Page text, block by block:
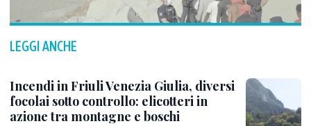
LEGGI ANCHE
Incendi in Friuli Venezia Giulia, diversi
focolai sotto controllo: elicotteri in
azione tra montagne e boschi